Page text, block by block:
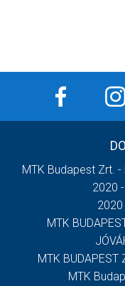
MTK Budapest Zrt.
2020
2020
MTK
MTK BUDAPEST
MTK